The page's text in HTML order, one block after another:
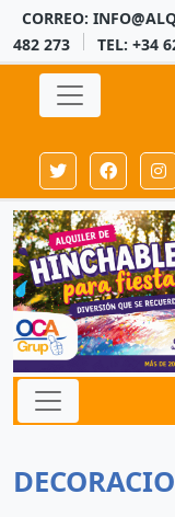
CORREO:
482 273
TEL: +34